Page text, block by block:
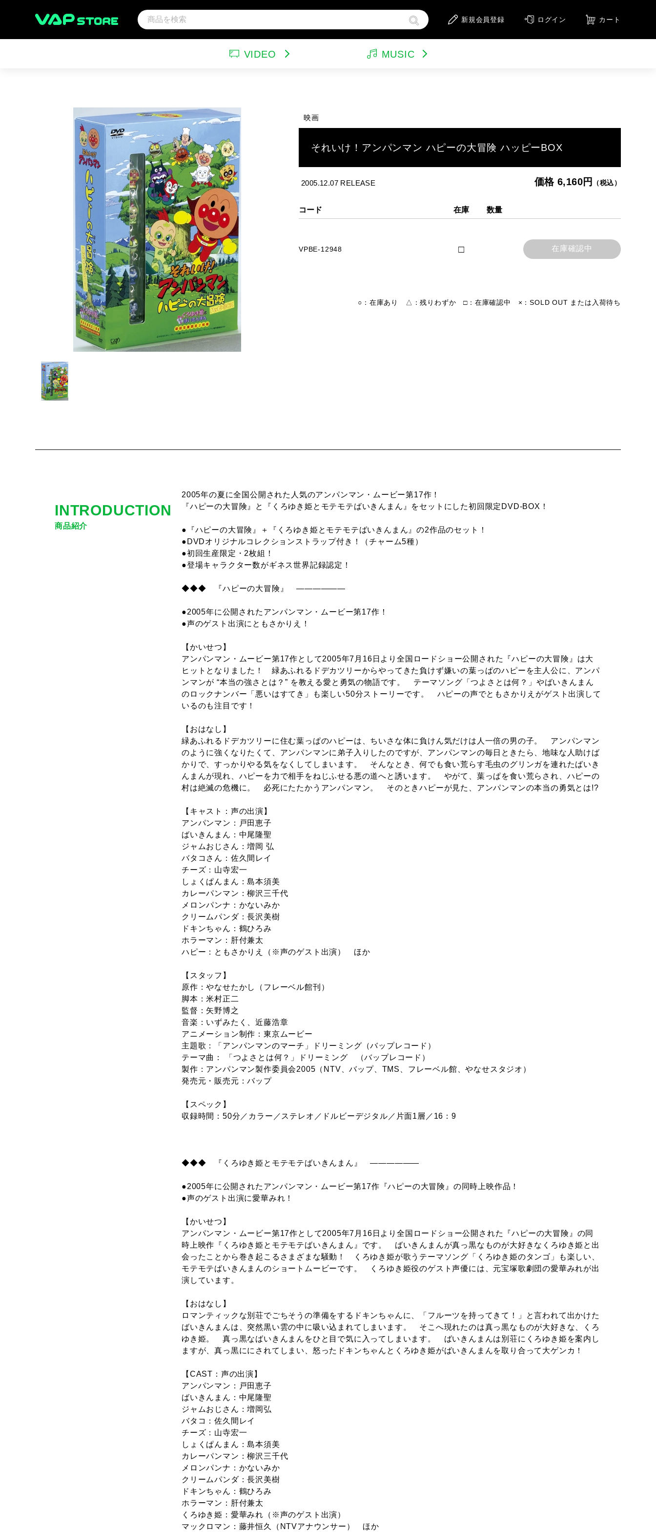
新規会員登録 ログイン カート
VIDEO MUSIC
アンパンマン音楽商品（CD) その他
アンパンマン
趣味・教養
映画
それいけ！アンパンマン ハピーの大冒険 ハッピーBOX
2005.12.07 RELEASE 価格 6,160円 （税込）
コード 在庫 数量
VPBE-12948 □ 在庫確認中
○：在庫あり △：残りわずか □：在庫確認中 ×：SOLD OUT または入荷待ち
INTRODUCTION
商品紹介
2005年の夏に全国公開された人気のアンパンマン・ムービー第17作！
『ハピーの大冒険』と『くろゆき姫とモテモテばいきんまん』をセットにした初回限定DVD-BOX！
●『ハピーの大冒険』＋『くろゆき姫とモテモテばいきんまん』の2作品のセット！
●DVDオリジナルコレクションストラップ付き！（チャーム5種）
●初回生産限定・2枚組！
●登場キャラクター数がギネス世界記録認定！
◆◆◆ 『ハピーの大冒険』 ――――――
●2005年に公開されたアンパンマン・ムービー第17作！
●声のゲスト出演にともさかりえ！
【かいせつ】
アンパンマン・ムービー第17作として2005年7月16日より全国ロードショー公開された『ハピーの大冒険』は大
ヒットとなりました！ 緑あふれるドデカツリーからやってきた負けず嫌いの葉っぱのハピーを主人公に、アンパ
ンマンが “本当の強さとは？” を教える愛と勇気の物語です。 テーマソング「つよさとは何？」やばいきんまん
のロックナンバー「悪いはすてき」も楽しい50分ストーリーです。 ハピーの声でともさかりえがゲスト出演して
いるのも注目です！
【おはなし】
緑あふれるドデカツリーに住む葉っぱのハピーは、ちいさな体に負けん気だけは人一倍の男の子。 アンパンマン
のように強くなりたくて、アンパンマンに弟子入りしたのですが、アンパンマンの毎日ときたら、地味な人助けば
かりで、すっかりやる気をなくしてしまいます。 そんなとき、何でも食い荒らす毛虫のグリンガを連れたばいき
んまんが現れ、ハピーを力で相手をねじふせる悪の道へと誘います。 やがて、葉っぱを食い荒らされ、ハピーの
村は絶滅の危機に。 必死にたたかうアンパンマン。 そのときハピーが見た、アンパンマンの本当の勇気とは!?
【キャスト：声の出演】
アンパンマン：戸田恵子
ばいきんまん：中尾隆聖
ジャムおじさん：増岡 弘
バタコさん：佐久間レイ
チーズ：山寺宏一
しょくぱんまん：島本須美
カレーパンマン：柳沢三千代
メロンパンナ：かないみか
クリームパンダ：長沢美樹
ドキンちゃん：鶴ひろみ
ホラーマン：肝付兼太
ハピー：ともさかりえ（※声のゲスト出演） ほか
【スタッフ】
原作：やなせたかし（フレーベル館刊）
脚本：米村正二
監督：矢野博之
音楽：いずみたく、近藤浩章
アニメーション制作：東京ムービー
主題歌：「アンパンマンのマーチ」ドリーミング（バップレコード）
テーマ曲： 「つよさとは何？」ドリーミング （バップレコード）
製作：アンパンマン製作委員会2005（NTV、バップ、TMS、フレーベル館、やなせスタジオ）
発売元・販売元：バップ
【スペック】
収録時間：50分／カラー／ステレオ／ドルビーデジタル／片面1層／16：9
◆◆◆ 『くろゆき姫とモテモテばいきんまん』 ――――――
●2005年に公開されたアンパンマン・ムービー第17作『ハピーの大冒険』の同時上映作品！
●声のゲスト出演に愛華みれ！
【かいせつ】
アンパンマン・ムービー第17作として2005年7月16日より全国ロードショー公開された『ハピーの大冒険』の同
時上映作『くろゆき姫とモテモテばいきんまん』です。 ばいきんまんが真っ黒なものが大好きなくろゆき姫と出
会ったことから巻き起こるさまざまな騒動！ くろゆき姫が歌うテーマソング「くろゆき姫のタンゴ」も楽しい、
モテモテばいきんまんのショートムービーです。 くろゆき姫役のゲスト声優には、元宝塚歌劇団の愛華みれが出
演しています。
【おはなし】
ロマンティックな別荘でごちそうの準備をするドキンちゃんに、「フルーツを持ってきて！」と言われて出かけた
ばいきんまんは、突然黒い雲の中に吸い込まれてしまいます。 そこへ現れたのは真っ黒なものが大好きな、くろ
ゆき姫。 真っ黒なばいきんまんをひと目で気に入ってしまいます。 ばいきんまんは別荘にくろゆき姫を案内し
ますが、真っ黒ににされてしまい、怒ったドキンちゃんとくろゆき姫がばいきんまんを取り合って大ゲンカ！
【CAST：声の出演】
アンパンマン：戸田恵子
ばいきんまん：中尾隆聖
ジャムおじさん：増岡弘
バタコ：佐久間レイ
チーズ：山寺宏一
しょくぱんまん：島本須美
カレーパンマン：柳沢三千代
メロンパンナ：かないみか
クリームパンダ：長沢美樹
ドキンちゃん：鶴ひろみ
ホラーマン：肝付兼太
くろゆき姫：愛華みれ（※声のゲスト出演）
マックロマン：藤井恒久（NTVアナウンサー） ほか